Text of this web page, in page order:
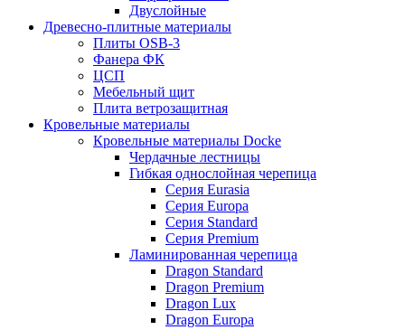
Двуслойные
Древесно-плитные материалы
Плиты OSB-3
Фанера ФК
ЦСП
Мебельный щит
Плита ветрозащитная
Кровельные материалы
Кровельные материалы Docke
Чердачные лестницы
Гибкая однослойная черепица
Серия Eurasia
Серия Europa
Серия Standard
Серия Premium
Ламинированная черепица
Dragon Standard
Dragon Premium
Dragon Lux
Dragon Europa